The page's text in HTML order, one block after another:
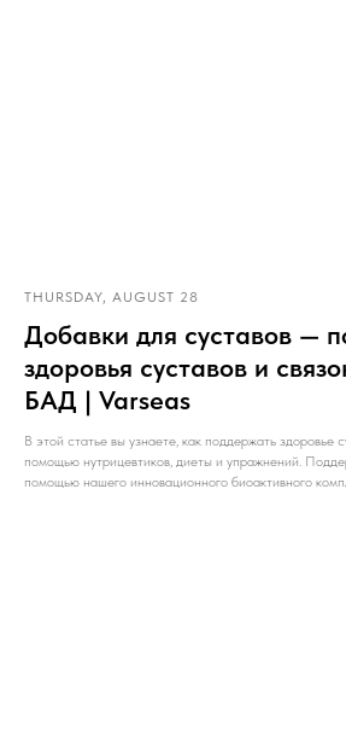
THURSDAY, AUGUST 28
Добавки для суставов —
здоровья суставов и
БАД | Varseas
В этой статье вы узнаете, как поддержать здоровье
помощью нутрицевтиков, диеты и упражнений.
помощью нашего инновационного биоактивного